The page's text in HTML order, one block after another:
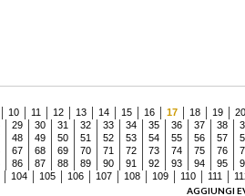
10 11 12 13 14 15 16 17 18 19
20
29 30 31 32 33 34 35 36 37 38
48 49 50 51 52 53 54 55 56 57
67 68 69 70 71 72 73 74 75 76
86 87 88 89 90 91 92 93 94 95
104 105 106 107 108 109 110 111
AGGIUNGI